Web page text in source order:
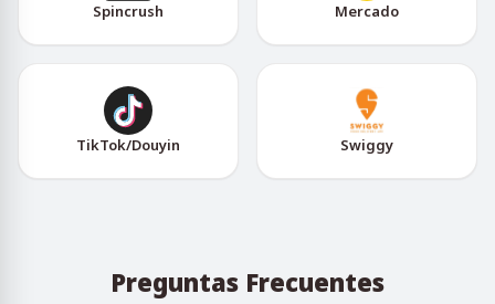
Spincrush Mercado
TikTok/Douyin Swiggy
Preguntas Frecuentes